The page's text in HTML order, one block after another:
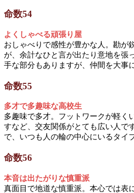
命数54
よくしゃべる頑張り屋
おしゃべりで感性が豊かな人。勘が
が、余計なひと言が出たり意地を張
手な部分もありますが、仲間を大事
命数55
多才で多趣味な高校生
多趣味で多才。フットワークが軽く
すなど、交友関係がとても広い人で
で、いつも人の輪の中心にいるタイ
命数56
本音は出たがりな慎重派
真面目で地道な慎重派。本心では表